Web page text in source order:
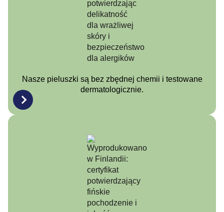
Nasze pieluszki są bez zbędnej chemii i testowane
dermatologicznie.